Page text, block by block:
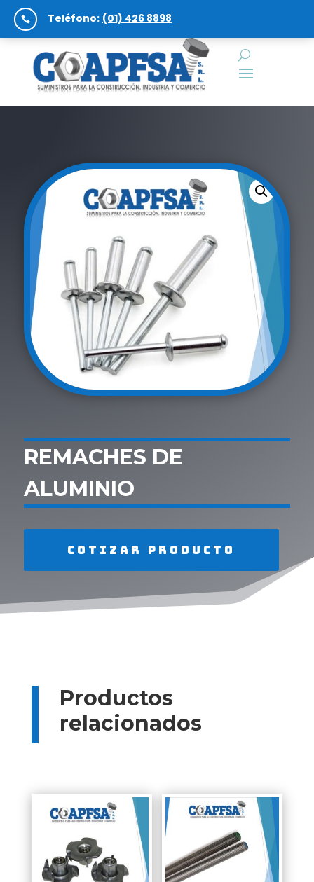
 Teléfono: (01) 426 8898
REMACHES DE
ALUMINIO
Cotizar producto
Productos
relacionados